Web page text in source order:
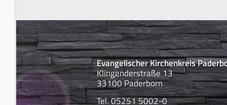
Evangelischer Kirchenkreis
Klingenderstraße 13
33100 Paderborn
Tel. 05251 5002-0